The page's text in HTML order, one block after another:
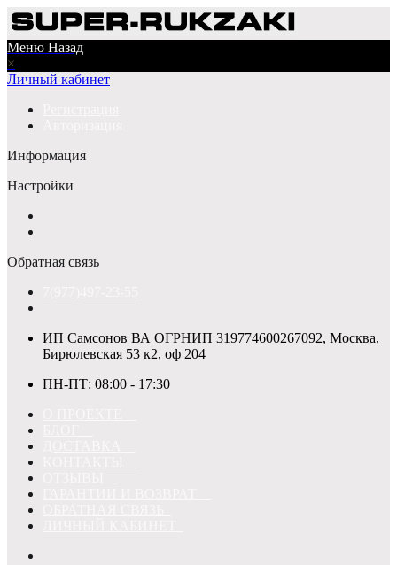
Меню Назад
×
Личный кабинет
Информация
Настройки
Обратная связь
ИП Самсонов ВА ОГРНИП 319774600267092, Москва,
Бирюлевская 53 к2, оф 204
ПН-ПТ: 08:00 - 17:30